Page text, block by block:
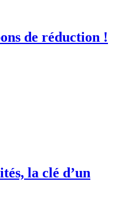
de réduction !
la clé d’un